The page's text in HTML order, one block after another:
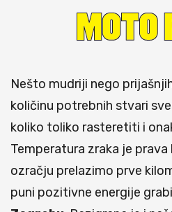
Nešto mudriji nego
količinu potrebnih stvari
koliko toliko rasteretiti i
Temperatura zraka je
ozračju prelazimo prve
puni pozitivne energije